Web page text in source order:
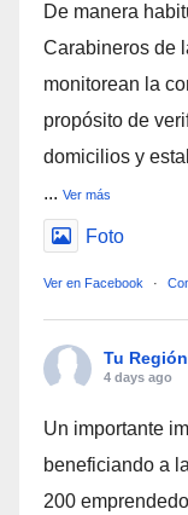
De manera
Carabineros de
monitorean la
propósito de
domicilios y
... Ver más
Foto
Ver en Facebook ·
Tu
4 days ago
Un importante
beneficiando a
200